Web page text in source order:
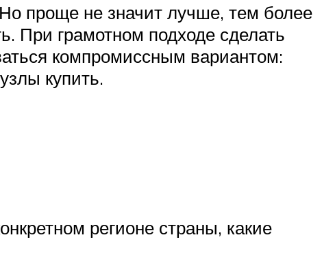
проще не значит лучше, тем более
При грамотном подходе сделать
компромиссным вариантом:
купить.
регионе страны, какие